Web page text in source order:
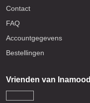
Contact
FAQ
Accountgegevens
Bestellingen
Vrienden van Inamood